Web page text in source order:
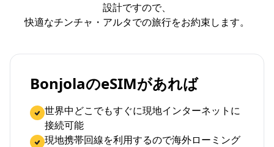
設計ですので、
快適なチンチャ・アルタでの旅行をお約束します。
BonjolaのeSIMがあれば
世界中どこでもすぐに現地インターネットに
接続可能
現地携帯回線を利用するので海外ローミング